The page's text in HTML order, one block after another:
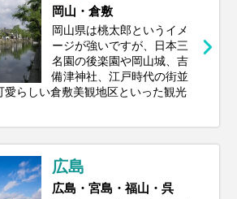
岡山・倉敷
岡山県は桃太郎というイメ
ージが強いですが、日本三
名園の後楽園や岡山城、吉
備津神社、江戸時代の街並
愛らしい倉敷美観地区といった観光
広島
広島・宮島・福山・呉